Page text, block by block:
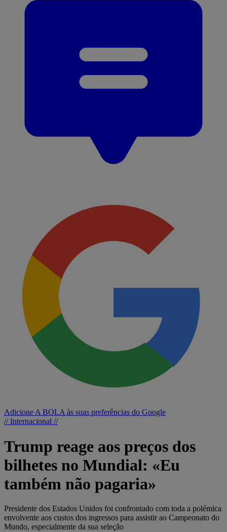
Adicione A BOLA às suas preferências do Google
// Internacional //
Trump reage aos preços dos
bilhetes no Mundial: «Eu
também não pagaria»
Presidente dos Estados Unidos foi confrontado com toda a polémica
envolvente aos custos dos ingressos para assistir ao Campeonato do
Mundo, especialmente da sua seleção